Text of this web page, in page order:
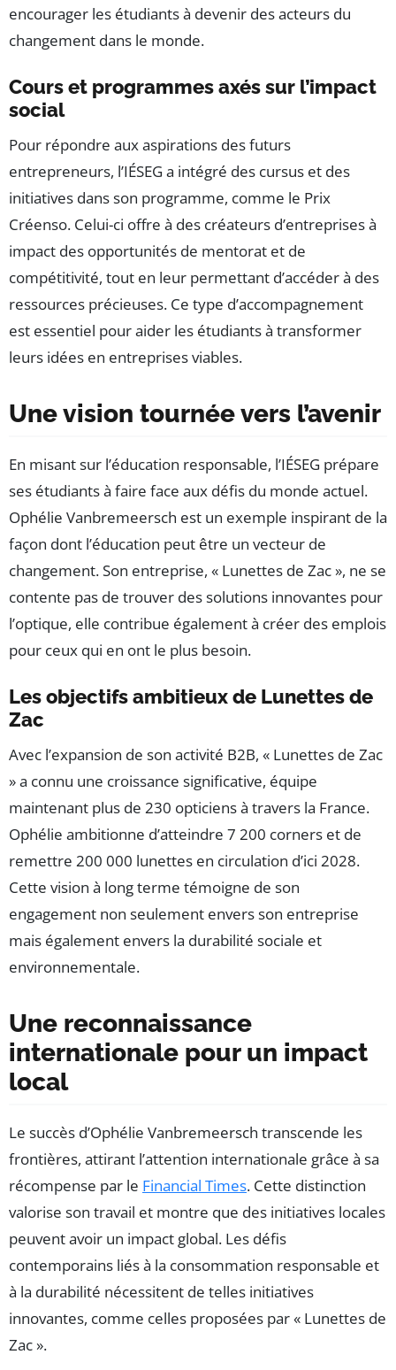
encourager les étudiants à devenir des acteurs du
changement dans le monde.
Cours et programmes axés sur l’impact
social
Pour répondre aux aspirations des futurs
entrepreneurs, l’IÉSEG a intégré des cursus et des
initiatives dans son programme, comme le Prix
Créenso. Celui-ci offre à des créateurs d’entreprises à
impact des opportunités de mentorat et de
compétitivité, tout en leur permettant d’accéder à des
ressources précieuses. Ce type d’accompagnement
est essentiel pour aider les étudiants à transformer
leurs idées en entreprises viables.
Une vision tournée vers l’avenir
En misant sur l’éducation responsable, l’IÉSEG prépare
ses étudiants à faire face aux défis du monde actuel.
Ophélie Vanbremeersch est un exemple inspirant de la
façon dont l’éducation peut être un vecteur de
changement. Son entreprise, « Lunettes de Zac », ne se
contente pas de trouver des solutions innovantes pour
l’optique, elle contribue également à créer des emplois
pour ceux qui en ont le plus besoin.
Les objectifs ambitieux de Lunettes de
Zac
Avec l’expansion de son activité B2B, « Lunettes de Zac
» a connu une croissance significative, équipe
maintenant plus de 230 opticiens à travers la France.
Ophélie ambitionne d’atteindre 7 200 corners et de
remettre 200 000 lunettes en circulation d’ici 2028.
Cette vision à long terme témoigne de son
engagement non seulement envers son entreprise
mais également envers la durabilité sociale et
environnementale.
Une reconnaissance
internationale pour un impact
local
Le succès d’Ophélie Vanbremeersch transcende les
frontières, attirant l’attention internationale grâce à sa
récompense par le Financial Times. Cette distinction
valorise son travail et montre que des initiatives locales
peuvent avoir un impact global. Les défis
contemporains liés à la consommation responsable et
à la durabilité nécessitent de telles initiatives
innovantes, comme celles proposées par « Lunettes de
Zac ».